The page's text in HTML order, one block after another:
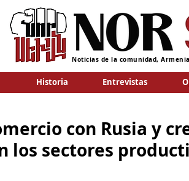
Noticias de la comunidad,
Historia Entrevistas
con Rusia y
los sectores